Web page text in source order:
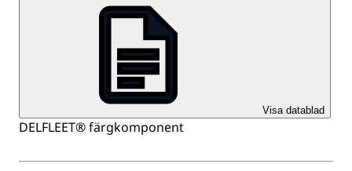
Visa datablad
DELFLEET® färgkomponent